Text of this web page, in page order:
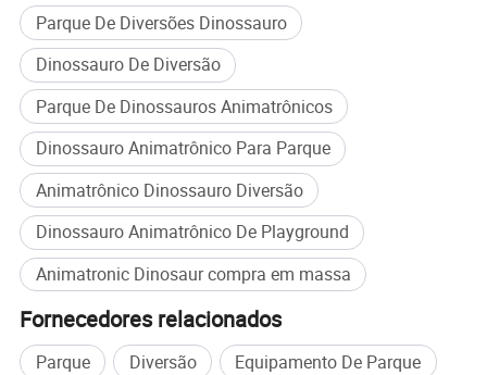
Embalagem e envio
Parque De Diversões Dinossauro
Dinossauro De Diversão
Parque De Dinossauros Animatrônicos
Dinossauro Animatrônico Para Parque
Animatrônico Dinossauro Diversão
Dinossauro Animatrônico De Playground
Animatronic Dinosaur compra em massa
Fornecedores relacionados
Parque Diversão
Equipamento De Parque